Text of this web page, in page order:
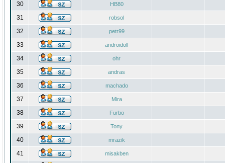
30 HB80
31 robsol
32 petr99
33 androidoll
34 ohr
35 andras
36 machado
37 Mira
38 Furbo
39 Tony
40 mrazik
41 misakben